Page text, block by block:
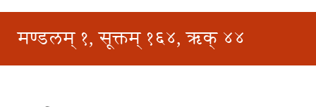
मण्डलम् १, सूक्तम् १६४, ऋक् ४४